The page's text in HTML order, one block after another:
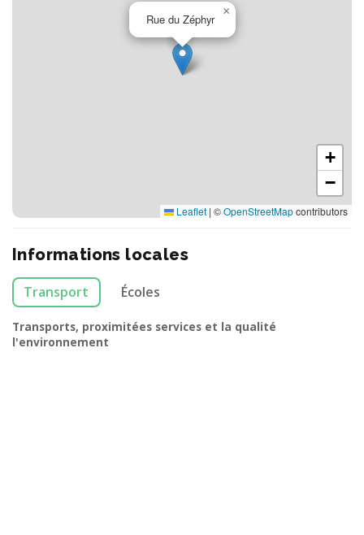
Rue du Zéphyr
×
+
−
Leaflet | ©OpenStreetMapcontributors
Informations locales
Transport Écoles
Transports, proximitées services et la qualité
l'environnement